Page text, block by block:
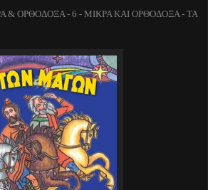
ΟΡΘΟΔΟΞΑ - 6 - ΜΙΚΡΑ ΚΑΙ ΟΡΘΟΔΟΞΑ - ΤΑ